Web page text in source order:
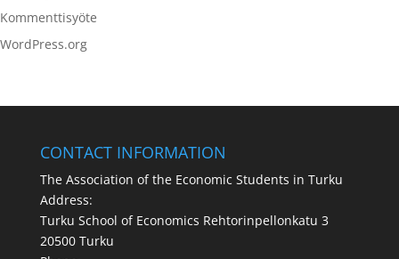
Kommenttisyöte
WordPress.org
CONTACT INFORMATION
The Association of the Economic Students in Turku
Address:
Turku School of Economics Rehtorinpellonkatu 3
20500 Turku